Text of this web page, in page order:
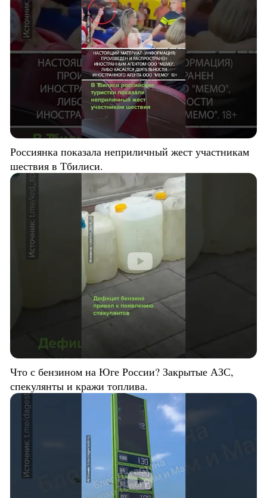
Россиянка показала неприличный жест участникам
шествия в Тбилиси.
Что с бензином на Юге России? Закрытые АЗС,
спекулянты и кражи топлива.